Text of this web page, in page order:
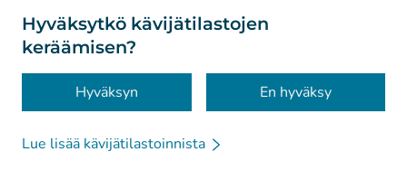
Hyväksytkö kävijätilastojen
keräämisen?
Hyväksyn En hyväksy
Lue lisää kävijätilastoinnista
Tietoa sivustosta
Saavutettavuus
Evästeet